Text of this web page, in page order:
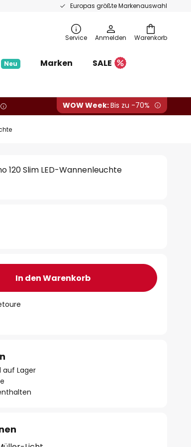
Europas größte Markenauswahl
Warenkorb
Service Anmelden
Neu Marken
SALE
WOW Week:Bis zu -70%
120 Slim LED-Wannenleuchte
In den Warenkorb
auf Lager